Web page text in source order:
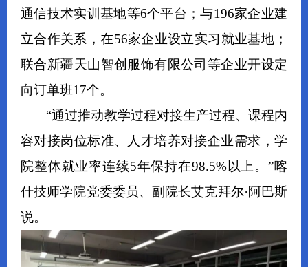
通信技术实训基地等6个平台；与196家企业建
立合作关系，在56家企业设立实习就业基地；
联合新疆天山智创服饰有限公司等企业开设定
向订单班17个。
“通过推动教学过程对接生产过程、课程内
容对接岗位标准、人才培养对接企业需求，学
院整体就业率连续5年保持在98.5%以上。”喀
什技师学院党委委员、副院长艾克拜尔·阿巴斯
说。